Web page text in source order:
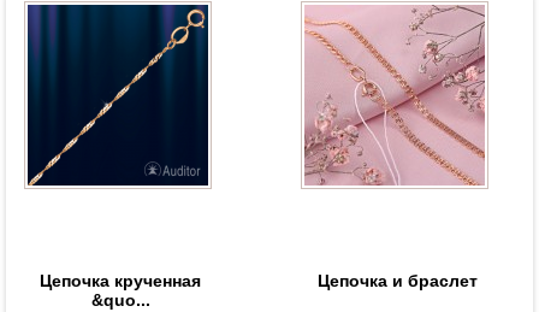
Цепочка крученная
&quo...
Цепочка и браслет